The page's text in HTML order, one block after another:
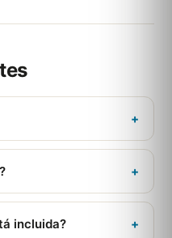
+
la lona puede sustituirse.
+
un minuto, sin
incluida? +